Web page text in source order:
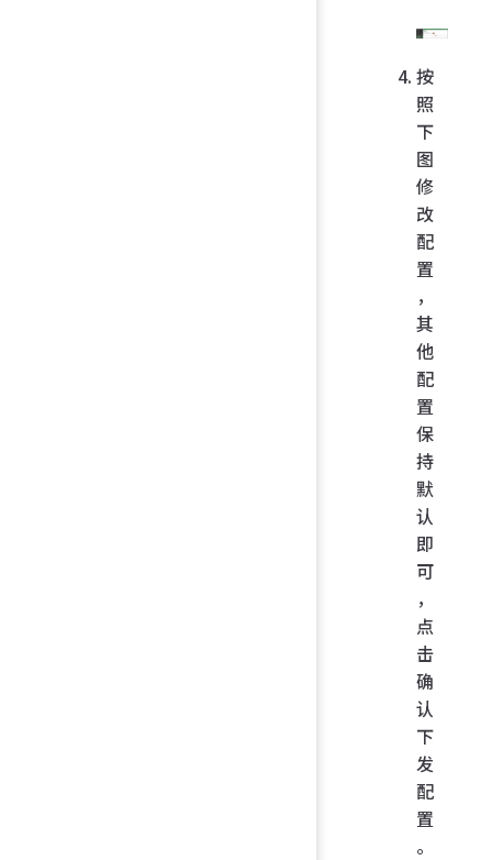
按
照
下
图
修
改
配
置
，
其
他
配
置
保
持
默
认
即
可
，
点
击
确
认
下
发
配
置
。